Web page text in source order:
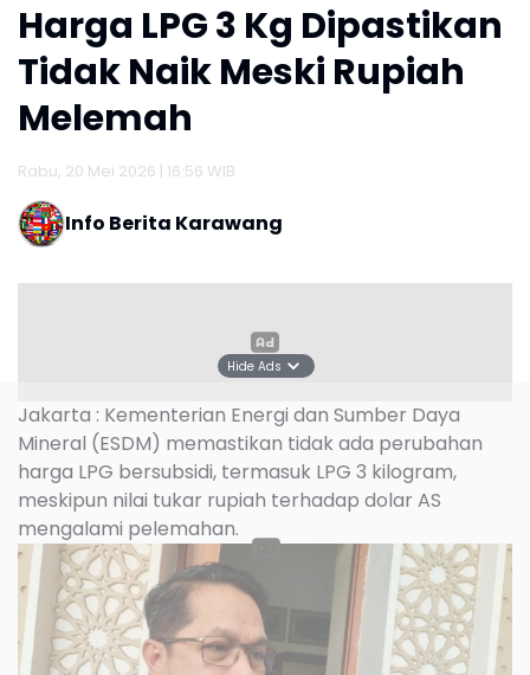
Harga LPG 3 Kg Dipastikan
Tidak Naik Meski Rupiah
Melemah
Rabu, 20 Mei 2026 | 16:56 WIB
Info Berita Karawang
Jakarta : Kementerian Energi dan Sumber Daya
Mineral (ESDM) memastikan tidak ada perubahan
harga LPG bersubsidi, termasuk LPG 3 kilogram,
meskipun nilai tukar rupiah terhadap dolar AS
mengalami pelemahan.
Hide Ads